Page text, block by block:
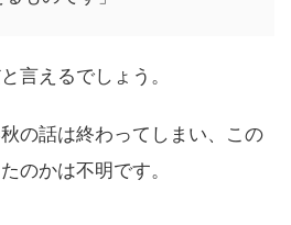
言えるでしょう。
の話は終わってしまい、この
のかは不明です。